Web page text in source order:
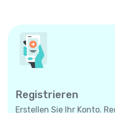
Registrieren
Erstellen Sie Ihr Konto.